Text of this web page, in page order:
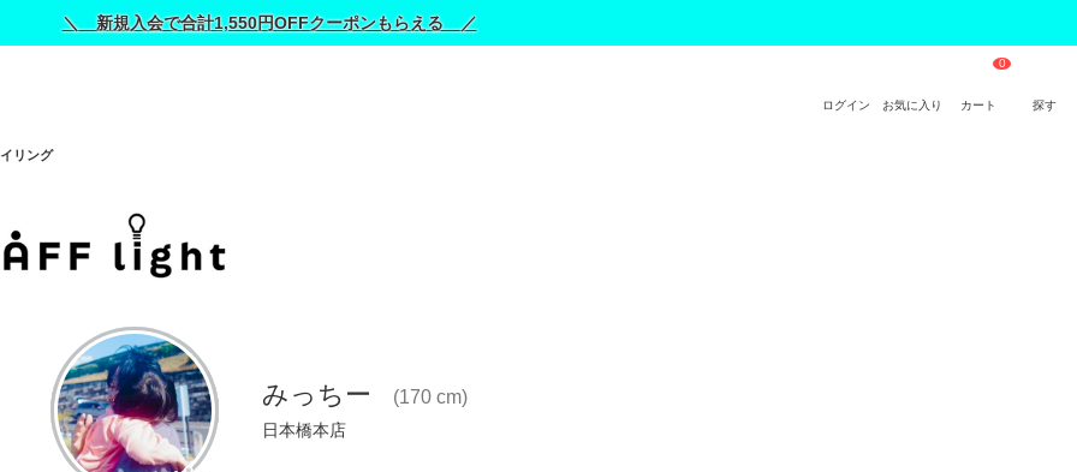
＼ 新規入会で合計1,550円OFFクーポンもらえる ／
ログイン お気に入り カート 探す
リング
みっちー (170 cm)
日本橋本店